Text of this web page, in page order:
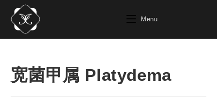
Menu
宽菌甲属 Platydema